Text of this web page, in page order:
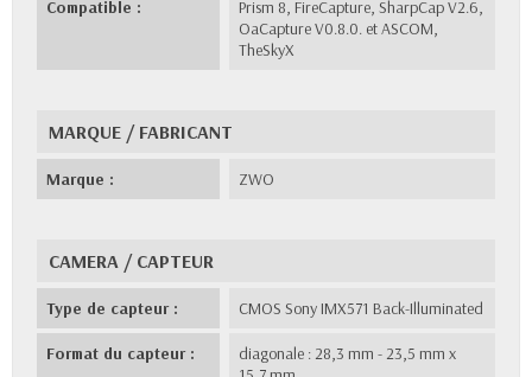
Compatible :
Prism 8, FireCapture, SharpCap V2.6,
OaCapture V0.8.0. et ASCOM,
TheSkyX
MARQUE / FABRICANT
Marque : ZWO
CAMERA / CAPTEUR
Type de capteur : CMOS Sony IMX571 Back-Illuminated
Format du capteur :
diagonale : 28,3 mm - 23,5 mm x